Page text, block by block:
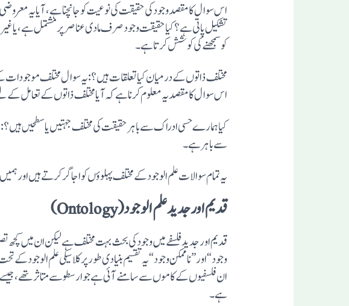
اس سوال کا مقصد وجود کی حقیقت کی نوعیت کو جانچنا ہے، آیا یہ
تشکیل پاتی ہے؟کیا حقیقت وجود صرف مادی عناصر پرمشتمل ہے، یا غیر
کو سمجھنے کی کوشش کرتا ہے۔
مختلف ذاتوں کے درمیان کیا تعلقات ہیں؟: یہ سوال مختلف موجودات
اس سوال کا مقصد یہ معلوم کرنا ہے کہ آیا مختلف ذاتوں کے تعامل کے
کیا ہمارے حسی ادراک سے باہر حقیقت کی مختلف جہتیں یا سطحیں
سے باہر ہے۔
یہ تمام سوالات علم الوجود کے مختلف پہلوؤں کو اجاگرکرتے ہیں
قدیم اور جدید علم الوجود (Ontology)
قدیم اور جدید فلسفے میں وجود کی بحث بہت مختلف ہے لیکن ان میں
وجود“ اور”ناممکن وجود“ یہ تقسیم بنیادی طور پر کلاسیکی علم
ان فلسفیوں کے کاموں سے سامنے آئی ہے جو ارسطو سے متاثر تھے، جیسے
ہے۔